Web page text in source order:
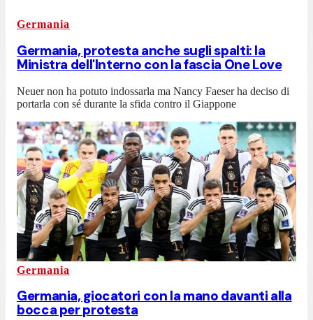
Germania
Germania, protesta anche sugli spalti: la
Ministra dell'Interno con la fascia One Love
Neuer non ha potuto indossarla ma Nancy Faeser ha deciso di
portarla con sé durante la sfida contro il Giappone
Germania
Germania, giocatori con la mano davanti alla
bocca per protesta